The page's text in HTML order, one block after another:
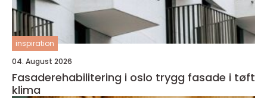
inspiration
04. August 2026
Fasaderehabilitering i oslo trygg fasade i tøft
klima